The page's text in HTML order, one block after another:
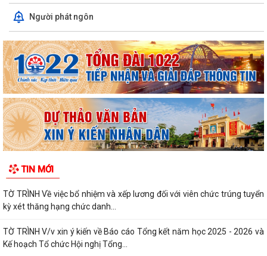
Người phát ngôn
TIN MỚI
TỜ TRÌNH Về việc bổ nhiệm và xếp lương đối với viên chức trúng tuyển
kỳ xét thăng hạng chức danh...
TỜ TRÌNH V/v xin ý kiến về Báo cáo Tổng kết năm học 2025 - 2026 và
Kế hoạch Tổ chức Hội nghị Tổng...